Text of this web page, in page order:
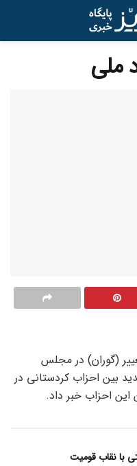
ملی
(گوران) در مجلس
بین احزاب کردستانی در
احزاب خبر داد.
با نقاب قومیت